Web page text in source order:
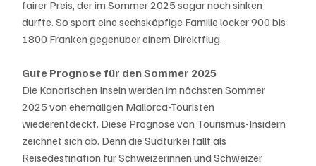
fairer Preis, der im Sommer 2025 sogar noch sinken
dürfte. So spart eine sechsköpfige Familie locker 900 bis
1800 Franken gegenüber einem Direktflug.
Gute Prognose für den Sommer 2025
Die Kanarischen Inseln werden im nächsten Sommer
2025 von ehemaligen Mallorca-Touristen
wiederentdeckt. Diese Prognose von Tourismus-Insidern
zeichnet sich ab. Denn die Südtürkei fällt als
Reisedestination für Schweizerinnen und Schweizer